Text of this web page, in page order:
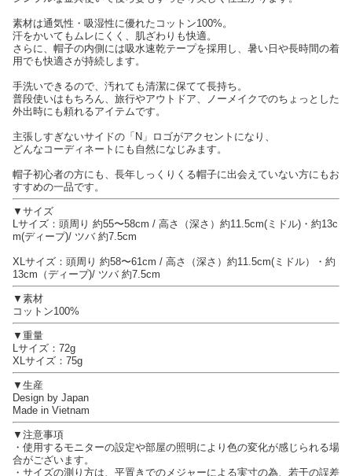
素材は通気性・吸湿性に優れたコットン100%。
汗をかいてもムレにくく、肌ざわりも快適。
さらに、帽子の内側には吸水速乾テープを採用し、暑い日や長時間の着
用でも快適さが持続します。
手洗いできるので、汚れても清潔に保てて長持ち。
普段使いはもちろん、旅行やアウトドア、ノーメイクでのちょっとした
外出時にも頼れるアイテムです。
主張しすぎないサイドの「N」ロゴがアクセントになり、
どんなコーディネートにも自然になじみます。
帽子初心者の方にも、長年しっくりくる帽子に出会えていない方にもお
すすめの一品です。
▼サイズ
Lサイズ：頭周り 約55〜58cm / 高さ（深さ）約11.5cm(ミドル)・約13c
m(ディープ)/ ツバ 約7.5cm
XLサイズ：頭周り 約58〜61cm / 高さ（深さ）約11.5cm(ミドル）・約
13cm（ディープ)/ ツバ 約7.5cm
▼素材
コットン100%
▼重量
Lサイズ：72g
XLサイズ：75g
▼生産
Design by Japan
Made in Vietnam
▼注意事項
・使用するモニターの設定や部屋の照明により色の変化が感じられる場
合がございます。
・サイズの測り方は、平置きでのメジャーによる実寸の為、若干の誤差